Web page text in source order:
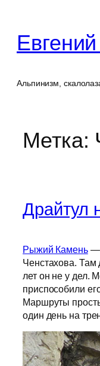
содержимому
Альпинизм,
Метка:
Драйтул
Рыжий Камень—
Ченстахова. Там
лет он не у дел.
приспособили
Маршруты
один день на